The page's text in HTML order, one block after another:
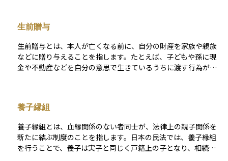
生命保険と同様に1人あたり500万円まで非課税 - 債務控除：被
- 葬式費用の控除：通夜・葬儀などにかかった費用は、相続財
産から差し引くことができる また、配偶者には配偶者の税額軽
減（1億6,000万円または法定相続分まで非課税）が認められて
に重要です。生命保険や不動産の活用、資産の組み替えなどを
担を減らし、スムーズな資産承継を実現するための鍵となりま
す。
ば、亡くなった人に貢献してきた人がその恩恵を受けることが
可能になります。ただし、特別縁故者として認められるには、
裁判所への申し立てや証明が必要であり、認められるかどうか
は状況によって異なります。資産運用や終活の観点からは、遺
言書を残しておくことで確実に希望する人に財産を渡すことが
生前贈与
生前贈与とは、本人が亡くなる前に、自分の財産を家族や親族
などに贈り与えることを指します。たとえば、子どもや孫に現
金や不動産などを自分の意思で生きているうちに渡す行為がこ
額やタイミング、誰に贈るかによって課税額が大きく変わるこ
とがあります。また、一定の条件を満たせば非課税になる特例
制度もあるため、計画的に行うことが重要です。資産運用や相
続対策として、生前贈与は家族に財産を無理なく引き継がせる
ための有効な手段のひとつです。
養子縁組
養子縁組とは、血縁関係のない者同士が、法律上の親子関係を
新たに結ぶ制度のことを指します。日本の民法では、養子縁組
を行うことで、養子は実子と同じく戸籍上の子となり、相続権